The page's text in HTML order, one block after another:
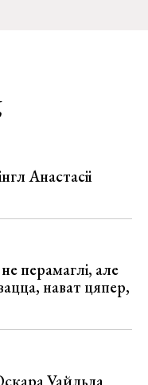
Анастасіі
перамаглі, але
нават цяпер,
Уайльда